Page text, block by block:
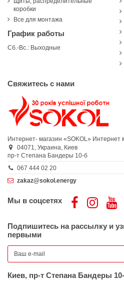
коробки
Все для монтажа
График работы
Сб.-Вс.: Выходные
Свяжитесь с нами
Интернет- магазин «SOKOL» Интернет
04071, Украина, Киев
пр-т Степана Бандеры 10-б
067 444 02 20
zakaz@sokol.energy
Мы в соцсетях
Подпишитесь на рассылку и
первыми
Киев, пр-т Степана Бандеры